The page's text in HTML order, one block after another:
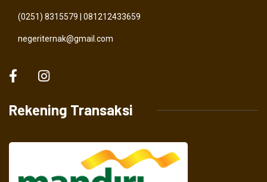
(0251) 8315579 | 081212433659
negeriternak@gmail.com
Rekening Transaksi